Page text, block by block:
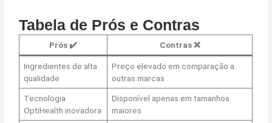
Tabela de Prós e Contras
Prós✔️ Contras❌
Ingredientes de alta
qualidade
Preço elevado em comparação a
outras marcas
Tecnologia
OptiHealth inovadora
Disponível apenas em tamanhos
maiores